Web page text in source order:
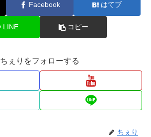
Facebook はてブ
LINE コピー
ちぇりをフォローする
ちぇり